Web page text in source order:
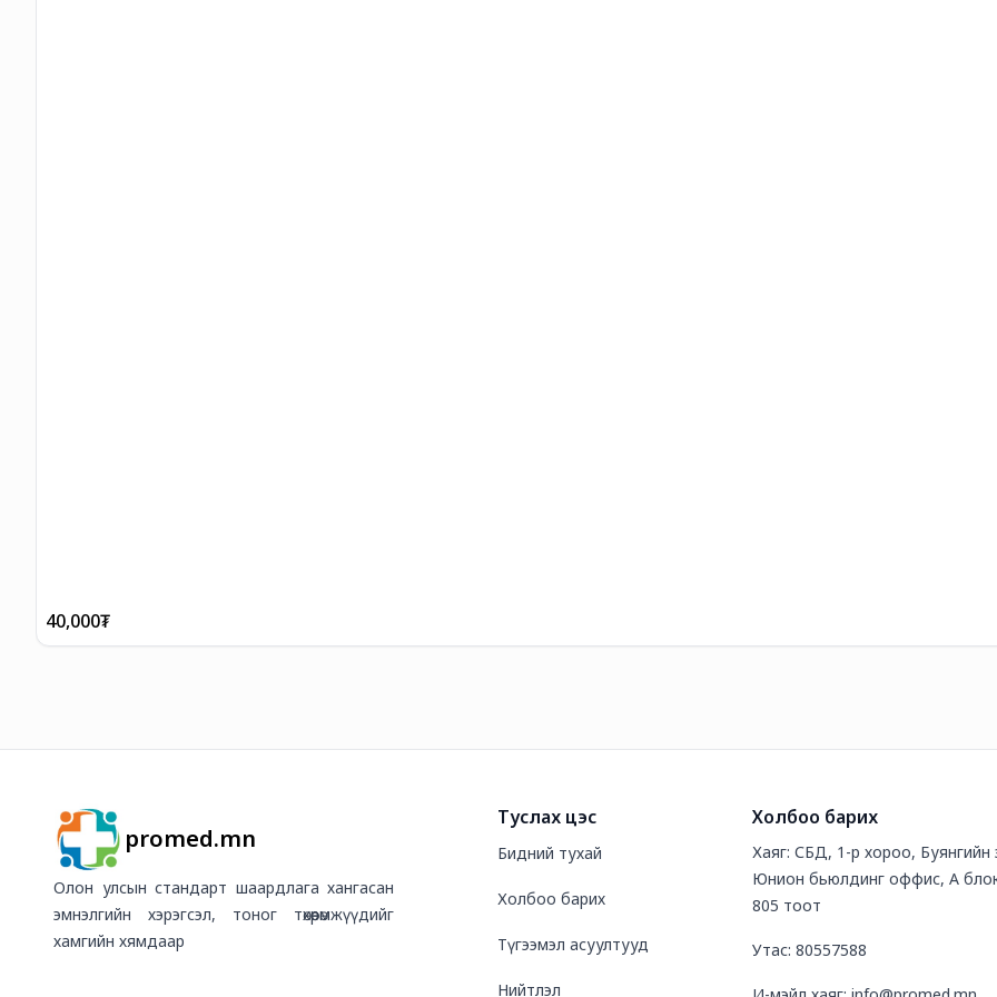
40,000₮
promed.mn
Олон улсын стандарт шаардлага хангасан
эмнэлгийн хэрэгсэл, тоног төхөөрөмжүүдийг
хамгийн хямдаар
Туслах цэс
Бидний тухай
Холбоо барих
Түгээмэл асуултууд
Нийтлэл
Холбоо барих
Хаяг: СБД, 1-р хороо, Буянгийн
Юнион бьюлдинг оффис, А
805 тоот
Утас: 80557588